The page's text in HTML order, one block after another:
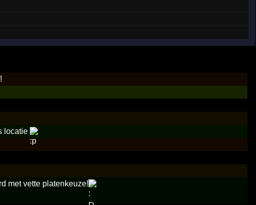
locatie
met vette platenkeuze!